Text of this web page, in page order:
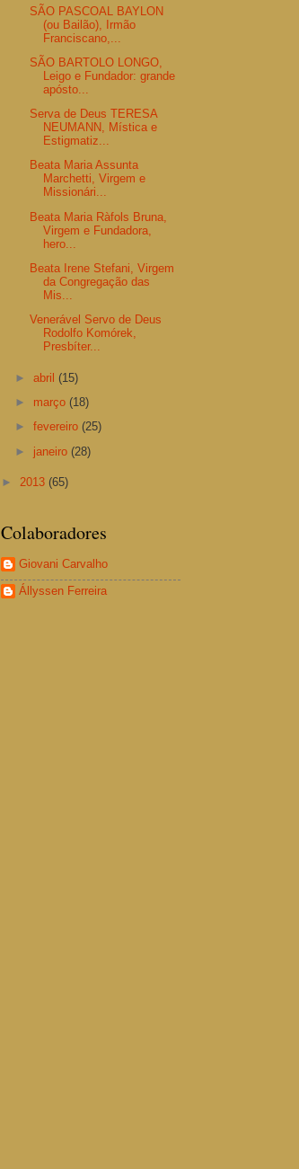
SÃO PASCOAL BAYLON
(ou Bailão), Irmão
Franciscano,...
SÃO BARTOLO LONGO,
Leigo e Fundador: grande
apósto...
Serva de Deus TERESA
NEUMANN, Mística e
Estigmatiz...
Beata Maria Assunta
Marchetti, Virgem e
Missionári...
Beata Maria Ràfols Bruna,
Virgem e Fundadora,
hero...
Beata Irene Stefani, Virgem
da Congregação das
Mis...
Venerável Servo de Deus
Rodolfo Komórek,
Presbíter...
►abril(15)
► março(18)
►fevereiro(25)
► janeiro(28)
► 2013 (65)
Colaboradores
Giovani Carvalho
Állyssen Ferreira